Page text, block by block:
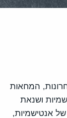
המחאות
ושנאת
אנטישמיות,